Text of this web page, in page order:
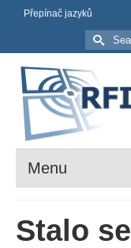
Přepínač jazyků
Search
for:
Menu
Stalo se